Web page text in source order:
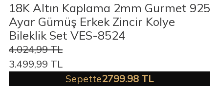
18K Altın Kaplama 2mm Gurmet 925
Ayar Gümüş Erkek Zincir Kolye
Bileklik Set VES-8524
4.024,99TL
3.499,99 TL
Sepette2799.98 TL